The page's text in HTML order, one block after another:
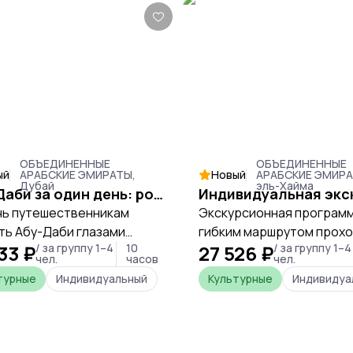
ОБЪЕДИНЕННЫЕ
АРАБСКИЕ ЭМИРАТЫ,
Дубай Абу-Даби за один день: роскошь, история и главные места
путешественникам
Абу-Даби глазами
проводника: от
мечетей и
до скрытых фактов,
₽/ за группу 1–4
чел.
10
часов
Индивидуальный
Новый
ОБЪЕДИНЕННЫЕ
АРАБСКИЕ
эль-Хайма
Экскурсионная
гибким маршрутом
комфортабельном
кондиционером. По
познакомит вас с
27 526 ₽/ за группу 1–4
чел.
Культурные